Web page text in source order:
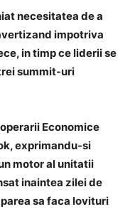
necesitatea de a
impotriva
in timp ce liderii se
summit-uri
Economice
exprimandu-si
motor al unitatii
inaintea zilei de
sa faca lovituri